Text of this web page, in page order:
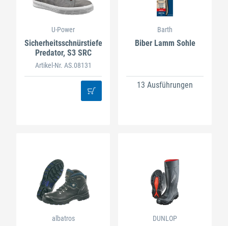
U-Power
Sicherheitsschnürstiefel
Predator, S3 SRC
Artikel-Nr. AS.08131
Barth
Biber Lamm Sohle
13 Ausführungen
albatros DUNLOP